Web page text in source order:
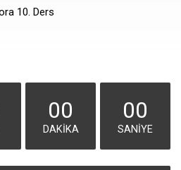
10. Ders
00
DAKIKA
00
SANIYE